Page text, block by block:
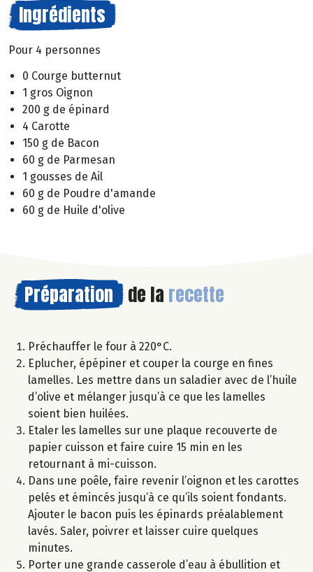
Ingrédients
Pour 4 personnes
0 Courge butternut
1 gros Oignon
200 g de épinard
4 Carotte
150 g de Bacon
60 g de Parmesan
1 gousses de Ail
60 g de Poudre d'amande
60 g de Huile d'olive
Préparation de la recette
Préchauffer le four à 220°C.
Eplucher, épépiner et couper la courge en fines
lamelles. Les mettre dans un saladier avec de l’huile
d’olive et mélanger jusqu’à ce que les lamelles
soient bien huilées.
Etaler les lamelles sur une plaque recouverte de
papier cuisson et faire cuire 15 min en les
retournant à mi-cuisson.
Dans une poêle, faire revenir l’oignon et les carottes
pelés et émincés jusqu’à ce qu’ils soient fondants.
Ajouter le bacon puis les épinards préalablement
lavés. Saler, poivrer et laisser cuire quelques
minutes.
Porter une grande casserole d’eau à ébullition et